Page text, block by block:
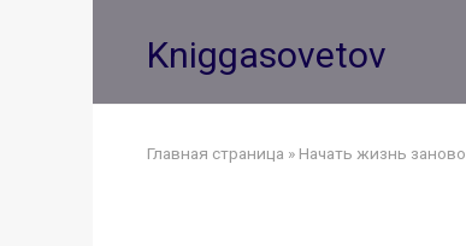
Kniggasovetov
Главная страница » Начать жизнь заново